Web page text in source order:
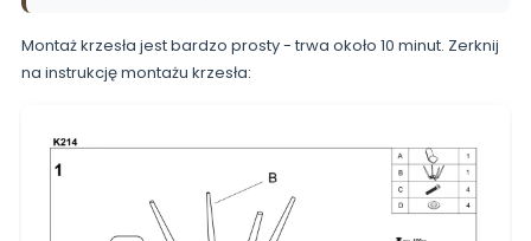
Montaż krzesła jest bardzo prosty - trwa około 10 minut. Zerknij
na instrukcję montażu krzesła: